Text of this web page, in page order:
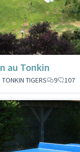
au Tonkin
TIGERS
9 107